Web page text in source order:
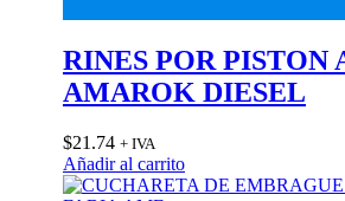
RINES POR PISTON
AMAROK DIESEL
$21.74 + IVA
Añadir al carrito